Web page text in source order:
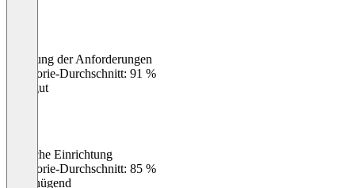
Erfüllung der Anforderungen
Kategorie-Durchschnitt: 91 %
Sehr gut
Einfache Einrichtung
Kategorie-Durchschnitt: 85 %
Ungenügend